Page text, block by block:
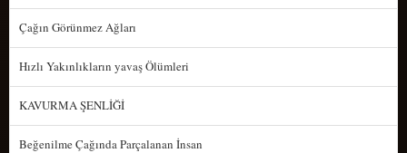
Çağın Görünmez Ağları
Hızlı Yakınlıkların yavaş Ölümleri
KAVURMA ŞENLİĞİ
Beğenilme Çağında Parçalanan İnsan